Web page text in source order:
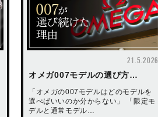
21.5.2026
オメガ007モデルの選び方…
「オメガの007モデルはどのモデルを
選べばいいのか分からない」 「限定モ
デルと通常モデル…